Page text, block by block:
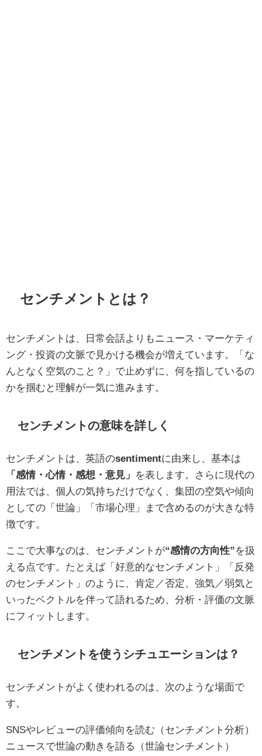
センチメントとは？
センチメントは、日常会話よりもニュース・マーケティ
ング・投資の文脈で見かける機会が増えています。「な
んとなく空気のこと？」で止めずに、何を指しているの
かを掴むと理解が一気に進みます。
センチメントの意味を詳しく
センチメントは、英語のsentimentに由来し、基本は
「感情・心情・感想・意見」
を表します。さらに現代の
用法では、個人の気持ちだけでなく、集団の空気や傾向
としての「世論」「市場心理」まで含めるのが大きな特
徴です。
ここで大事なのは、センチメントが“感情の方向性”を扱
える点です。たとえば「好意的なセンチメント」「反発
のセンチメント」のように、肯定／否定、強気／弱気と
いったベクトルを伴って語れるため、分析・評価の文脈
にフィットします。
センチメントを使うシチュエーションは？
センチメントがよく使われるのは、次のような場面で
す。
SNSやレビューの評価傾向を読む（センチメント分析）
ニュースで世論の動きを語る（世論センチメント）